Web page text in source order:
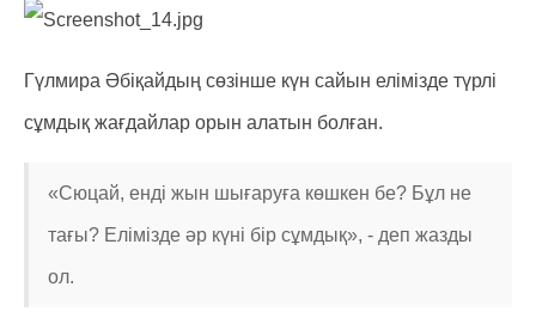
Гүлмира Әбіқайдың сөзінше күн сайын елімізде түрлі
сұмдық жағдайлар орын алатын болған.
«Сюцай, енді жын шығаруға көшкен бе? Бұл не
тағы? Елімізде әр күні бір сұмдық», - деп жазды
ол.